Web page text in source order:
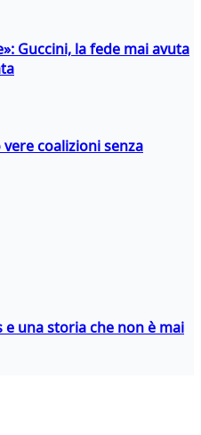
Guccini, la fede mai avuta
coalizioni senza
e una storia che non è mai